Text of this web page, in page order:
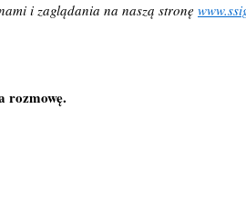
i zaglądania na naszą stronę
rozmowę.